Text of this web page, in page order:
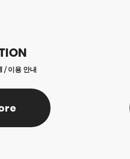
/ 이용 안내